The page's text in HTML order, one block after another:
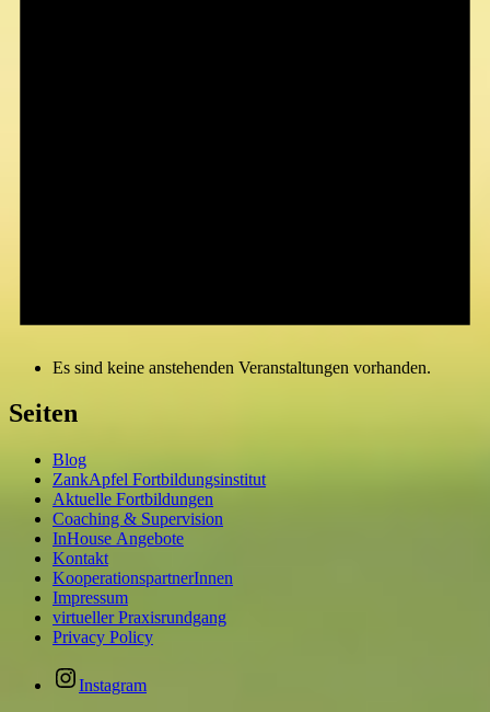
Es sind keine anstehenden Veranstaltungen vorhanden.
Seiten
Blog
ZankApfel Fortbildungsinstitut
Aktuelle Fortbildungen
Coaching & Supervision
InHouse Angebote
Kontakt
KooperationspartnerInnen
Impressum
virtueller Praxisrundgang
Privacy Policy
Instagram